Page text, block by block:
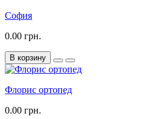
София
0.00 грн.
В корзину
Флорис ортопед
0.00 грн.